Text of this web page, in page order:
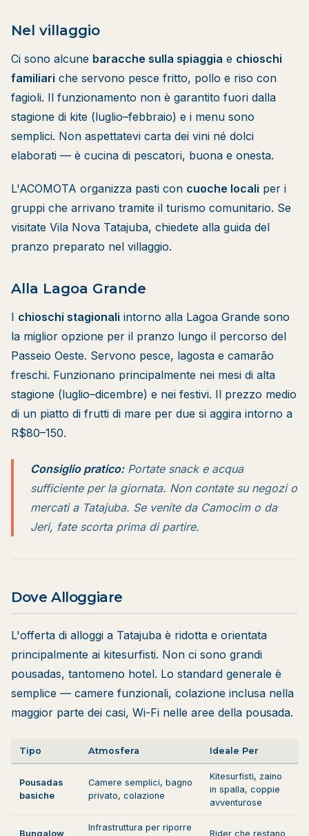
Nel villaggio
Ci sono alcune baracche sulla spiaggia e chioschi
familiari che servono pesce fritto, pollo e riso con
fagioli. Il funzionamento non è garantito fuori dalla
stagione di kite (luglio–febbraio) e i menu sono
semplici. Non aspettatevi carta dei vini né dolci
elaborati — è cucina di pescatori, buona e onesta.
L'ACOMOTA organizza pasti con cuoche locali per i
gruppi che arrivano tramite il turismo comunitario. Se
visitate Vila Nova Tatajuba, chiedete alla guida del
pranzo preparato nel villaggio.
Alla Lagoa Grande
I chioschi stagionali intorno alla Lagoa Grande sono
la miglior opzione per il pranzo lungo il percorso del
Passeio Oeste. Servono pesce, lagosta e camarão
freschi. Funzionano principalmente nei mesi di alta
stagione (luglio–dicembre) e nei festivi. Il prezzo medio
di un piatto di frutti di mare per due si aggira intorno a
R$80–150.
Consiglio pratico:Portate snack e acqua
sufficiente per la giornata. Non contate su negozi o
mercati a Tatajuba. Se venite da Camocim o da
Jeri, fate scorta prima di partire.
Dove Alloggiare
L'offerta di alloggi a Tatajuba è ridotta e orientata
principalmente ai kitesurfisti. Non ci sono grandi
pousadas, tantomeno hotel. Lo standard generale è
semplice — camere funzionali, colazione inclusa nella
maggior parte dei casi, Wi-Fi nelle aree della pousada.
Tipo Atmosfera Ideale Per
Pousadas
basiche
Camere semplici, bagno
privato, colazione
Kitesurfisti, zaino
in spalla, coppie
avventurose
Bungalow
Infrastruttura per riporre
Rider che restano